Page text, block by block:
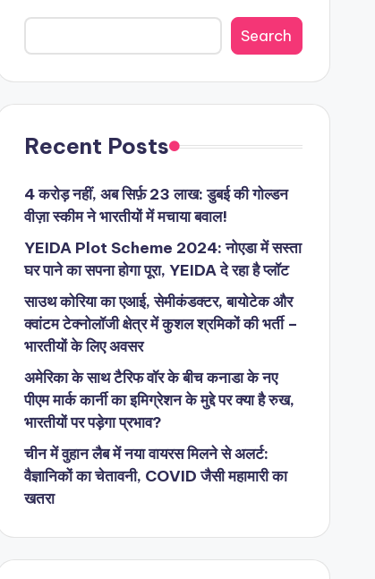
Search
Recent Posts
4 करोड़ नहीं, अब सिर्फ़ 23 लाख: डुबई की गोल्डन
वीज़ा स्कीम ने भारतीयों में मचाया बवाल!
YEIDA Plot Scheme 2024: नोएडा में सस्ता
घर पाने का सपना होगा पूरा, YEIDA दे रहा है प्लॉट
साउथ कोरिया का एआई, सेमीकंडक्टर, बायोटेक और
क्वांटम टेक्नोलॉजी क्षेत्र में कुशल श्रमिकों की भर्ती –
भारतीयों के लिए अवसर
अमेरिका के साथ टैरिफ वॉर के बीच कनाडा के नए
पीएम मार्क कार्नी का इमिग्रेशन के मुद्दे पर क्या है रुख,
भारतीयों पर पड़ेगा प्रभाव?
चीन में वुहान लैब में नया वायरस मिलने से अलर्ट:
वैज्ञानिकों का चेतावनी, COVID जैसी महामारी का
खतरा